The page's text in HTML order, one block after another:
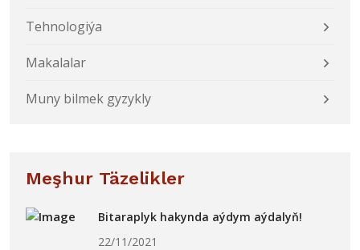
Tehnologiýa
Makalalar
Muny bilmek gyzykly
Meşhur Täzelikler
Bitaraplyk hakynda aýdym aýdalyň!
22/11/2021